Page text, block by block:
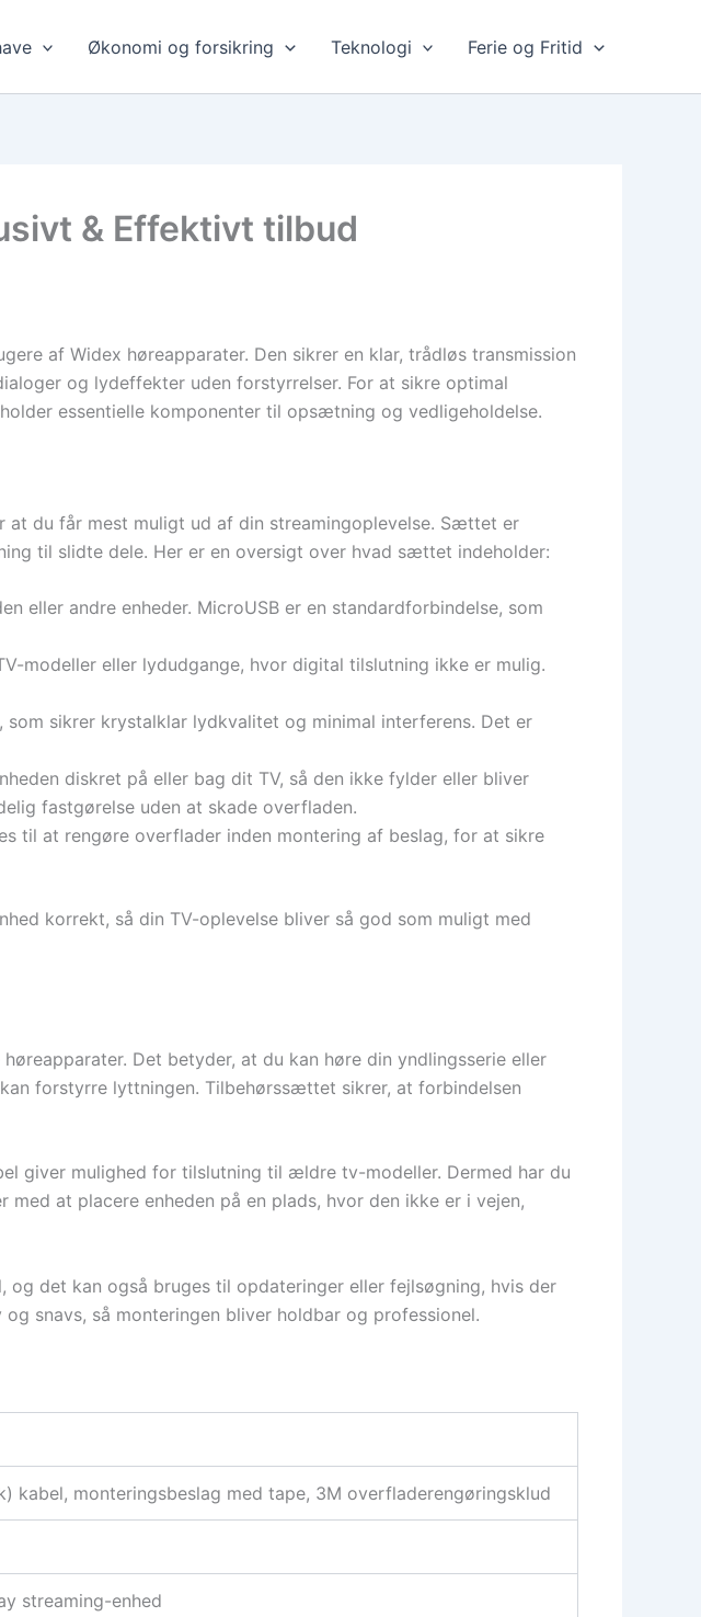
Økonomi og forsikring Teknologi Ferie og Fritid
& Effektivt tilbud
af Widex høreapparater. Den sikrer en klar, trådløs transmission
og lydeffekter uden forstyrrelser. For at sikre optimal
essentielle komponenter til opsætning og vedligeholdelse.
du får mest muligt ud af din streamingoplevelse. Sættet er
til slidte dele. Her er en oversigt over hvad sættet indeholder:
eller andre enheder. MicroUSB er en standardforbindelse, som
modeller eller lydudgange, hvor digital tilslutning ikke er mulig.
sikrer krystalklar lydkvalitet og minimal interferens. Det er
diskret på eller bag dit TV, så den ikke fylder eller bliver
fastgørelse uden at skade overfladen.
til at rengøre overflader inden montering af beslag, for at sikre
korrekt, så din TV-oplevelse bliver så god som muligt med
Det betyder, at du kan høre din yndlingsserie eller
forstyrre lyttningen. Tilbehørssættet sikrer, at forbindelsen
giver mulighed for tilslutning til ældre tv-modeller. Dermed har du
at placere enheden på en plads, hvor den ikke er i vejen,
det kan også bruges til opdateringer eller fejlsøgning, hvis der
snavs, så monteringen bliver holdbar og professionel.
kabel, monteringsbeslag med tape, 3M overfladerengøringsklud
streaming-enhed